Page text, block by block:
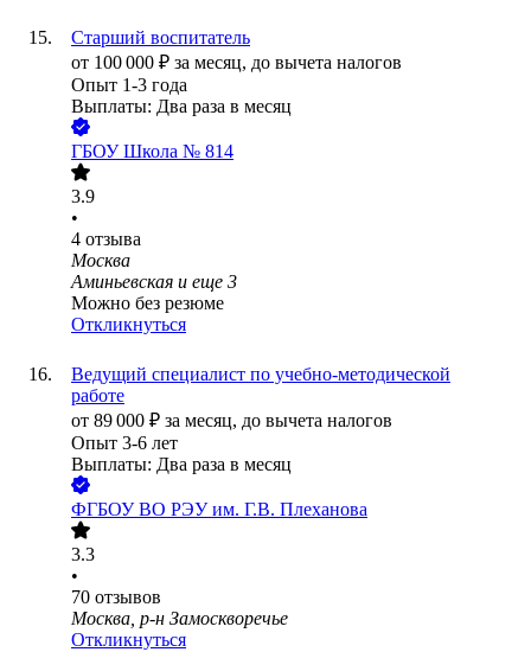
Старший воспитатель
от 100 000 ₽ за месяц, до вычета налогов
Опыт 1-3 года
Выплаты: Два раза в месяц
ГБОУ Школа № 814
3.9
•
4 отзыва
Москва
Аминьевская и еще 3
Можно без резюме
Откликнуться
Ведущий специалист по учебно-методической
работе
от 89 000 ₽ за месяц, до вычета налогов
Опыт 3-6 лет
Выплаты: Два раза в месяц
ФГБОУ ВО РЭУ им. Г.В. Плеханова
3.3
•
70 отзывов
Москва, р-н Замоскворечье
Откликнуться